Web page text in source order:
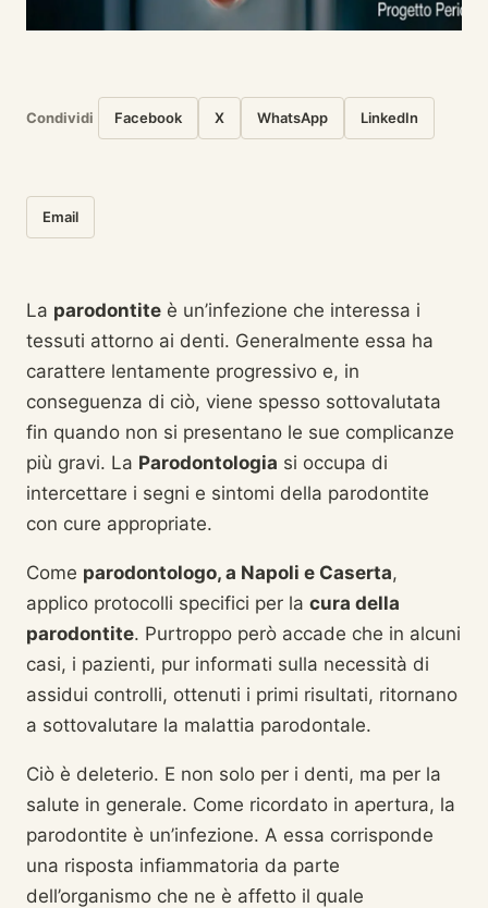
Condividi Facebook X WhatsApp LinkedIn
Email
La parodontite è un’infezione che interessa i
tessuti attorno ai denti. Generalmente essa ha
carattere lentamente progressivo e, in
conseguenza di ciò, viene spesso sottovalutata
fin quando non si presentano le sue complicanze
più gravi. La Parodontologia si occupa di
intercettare i segni e sintomi della parodontite
con cure appropriate.
Come parodontologo, a Napoli e Caserta,
applico protocolli specifici per la cura della
parodontite. Purtroppo però accade che in alcuni
casi, i pazienti, pur informati sulla necessità di
assidui controlli, ottenuti i primi risultati, ritornano
a sottovalutare la malattia parodontale.
Ciò è deleterio. E non solo per i denti, ma per la
salute in generale. Come ricordato in apertura, la
parodontite è un’infezione. A essa corrisponde
una risposta infiammatoria da parte
dell’organismo che ne è affetto il quale